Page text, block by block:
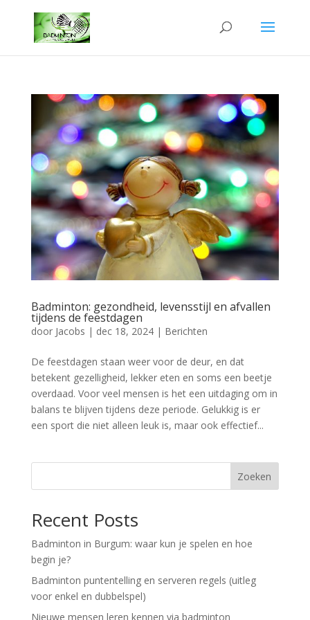
Badminton: gezondheid, levensstijl en afvallen
tijdens de feestdagen
door Jacobs | dec 18, 2024| Berichten
De feestdagen staan weer voor de deur, en dat
betekent gezelligheid, lekker eten en soms een beetje
overdaad. Voor veel mensen is het een uitdaging om in
balans te blijven tijdens deze periode. Gelukkig is er
een sport die niet alleen leuk is, maar ook effectief...
Zoeken
Recent Posts
Badminton in Burgum: waar kun je spelen en hoe
begin je?
Badminton puntentelling en serveren regels (uitleg
voor enkel en dubbelspel)
Nieuwe mensen leren kennen via badminton